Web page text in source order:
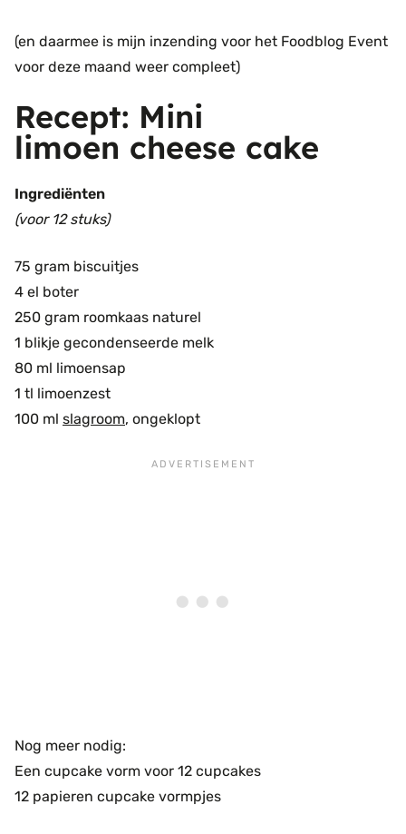
(en daarmee is mijn inzending voor het Foodblog Event
voor deze maand weer compleet)
Recept: Mini
limoen cheese cake
Ingrediënten
(voor 12 stuks)
75 gram biscuitjes
4 el boter
250 gram roomkaas naturel
1 blikje gecondenseerde melk
80 ml limoensap
1 tl limoenzest
100 ml slagroom, ongeklopt
Nog meer nodig:
Een cupcake vorm voor 12 cupcakes
12 papieren cupcake vormpjes